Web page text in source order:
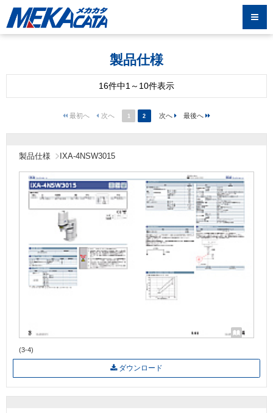
製品仕様
16件中1～10件表示
1 2
製品仕様 IXA-4NSW3015
(3-4)
ダウンロード